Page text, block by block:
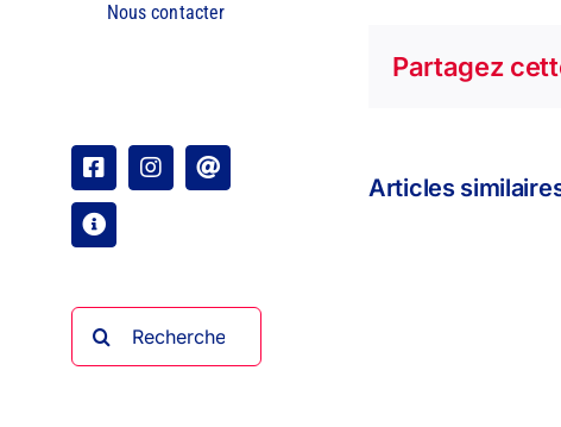
Nous contacter
FacebookInstagram
Email
Organisation
Partagez
Articles